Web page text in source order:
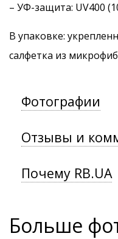
– УФ-защита: UV400
В упаковке:
салфетка из
Фотографии
Отзывы и
Почему RB.UA
Больше